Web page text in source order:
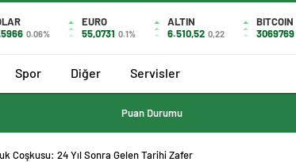
0.06%
EURO
55,0731 0.1%
ALTIN
6.510,52 0,22
BITCOIN
3069769
Spor Diğer Servisler
Puan Durumu
Coşkusu: 24 Yıl Sonra Gelen Tarihi Zafer